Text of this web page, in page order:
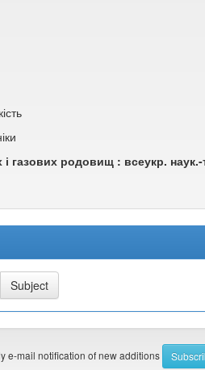
газових родовищ : всеукр.
e-mail notification of new additions